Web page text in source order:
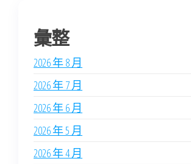
彙整
2026 年 8 月
2026 年 7 月
2026 年 6 月
2026 年 5 月
2026 年 4 月